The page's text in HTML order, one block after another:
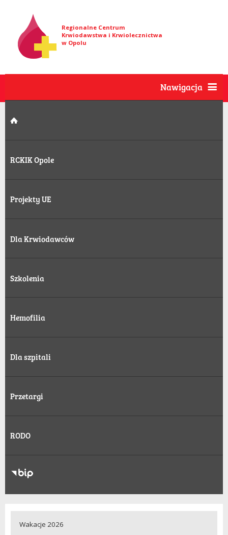
Regionalne Centrum
Krwiodawstwa i Krwiolecznictwa
w Opolu
Nawigacja
RCKIK Opole
Projekty UE
Dla Krwiodawców
Szkolenia
Hemofilia
Dla szpitali
Przetargi
RODO
RODO
Wakacje 2026